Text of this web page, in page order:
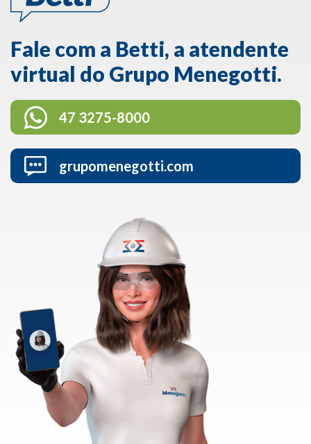
Fale com a Betti, a atendente
virtual do Grupo Menegotti.
47 3275-8000
grupomenegotti.com